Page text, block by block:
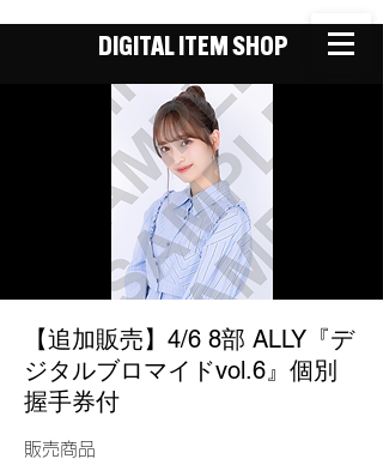
DIGITAL ITEM SHOP
【追加販売】4/6 8部 ALLY『デ
ジタルブロマイドvol.6』個別
握手券付
販売商品